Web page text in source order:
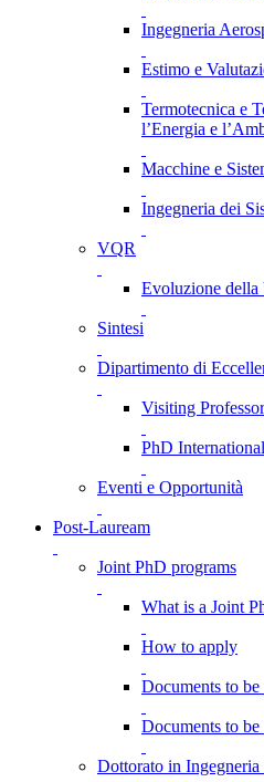
Ingegneria
Estimo e
Termotecnica e
l’Energia e
Macchine e
Ingegneria dei
VQR
Evoluzione
Sintesi
Dipartimento di
Visiting
PhD
Eventi e Opportunità
Post-Lauream
Joint PhD programs
What is a Joint
How to apply
Documents to
Documents to
Dottorato in Ingegneria